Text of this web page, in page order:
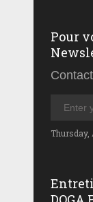
Pour
Thursday,